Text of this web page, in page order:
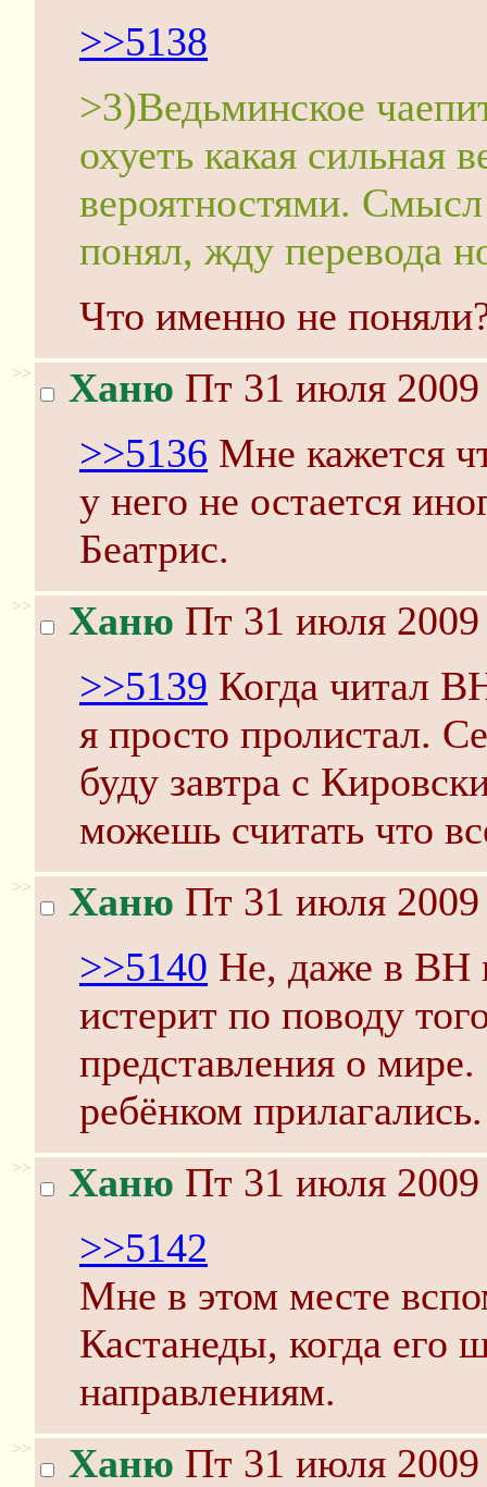
>>5138
>3)Ведьминское
охуеть какая сильная
вероятностями.
понял, жду перевода
Что именно не
>> Ханю Пт 31 июля
>>5136 Мне кажется
у него не остается
Беатрис.
>> Ханю Пт 31 июля
>>5139 Когда читал
я просто пролистал.
буду завтра с
можешь считать что
>> Ханю Пт 31 июля
>>5140 Не, даже в ВН
истерит по поводу
представления о
ребёнком прилагались.
>> Ханю Пт 31 июля
>>5142
Мне в этом месте
Кастанеды, когда его
направлениям.
>> Ханю Пт 31 июля